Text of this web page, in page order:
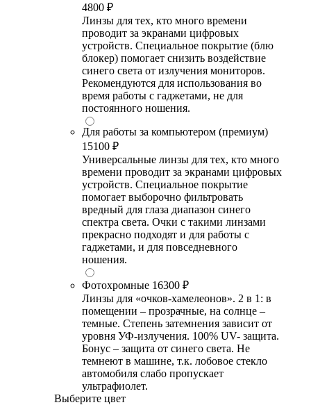
4800 ₽
Линзы для тех, кто много времени
проводит за экранами цифровых
устройств. Специальное покрытие (блю
блокер) помогает снизить воздействие
синего света от излучения мониторов.
Рекомендуются для использования во
время работы с гаджетами, не для
постоянного ношения.
Для работы за компьютером (премиум)
15100 ₽
Универсальные линзы для тех, кто много
времени проводит за экранами цифровых
устройств. Специальное покрытие
помогает выборочно фильтровать
вредный для глаза диапазон синего
спектра света. Очки с такими линзами
прекрасно подходят и для работы с
гаджетами, и для повседневного
ношения.
Фотохромные 16300 ₽
Линзы для «очков-хамелеонов». 2 в 1: в
помещении – прозрачные, на солнце –
темные. Степень затемнения зависит от
уровня УФ-излучения. 100% UV- защита.
Бонус – защита от синего света. Не
темнеют в машине, т.к. лобовое стекло
автомобиля слабо пропускает
ультрафиолет.
Выберите цвет